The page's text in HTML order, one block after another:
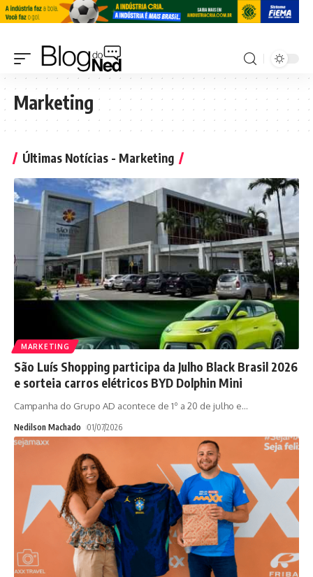
Marketing
Últimas Notícias - Marketing
MARKETING
São Luís Shopping participa da Julho Black Brasil 2026
e sorteia carros elétricos BYD Dolphin Mini
Campanha do Grupo AD acontece de 1º a 20 de julho e…
Nedilson Machado 01/07/2026